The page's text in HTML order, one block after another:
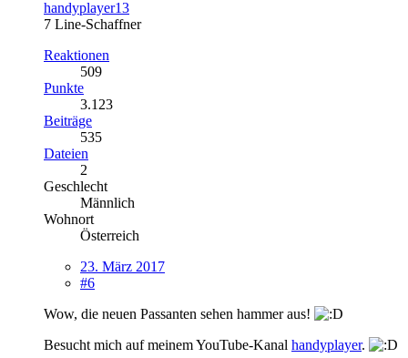
handyplayer13
7 Line-Schaffner
Reaktionen
509
Punkte
3.123
Beiträge
535
Dateien
2
Geschlecht
Männlich
Wohnort
Österreich
23. März 2017
#6
Wow, die neuen Passanten sehen hammer aus!
Besucht mich auf meinem YouTube-Kanal handyplayer.